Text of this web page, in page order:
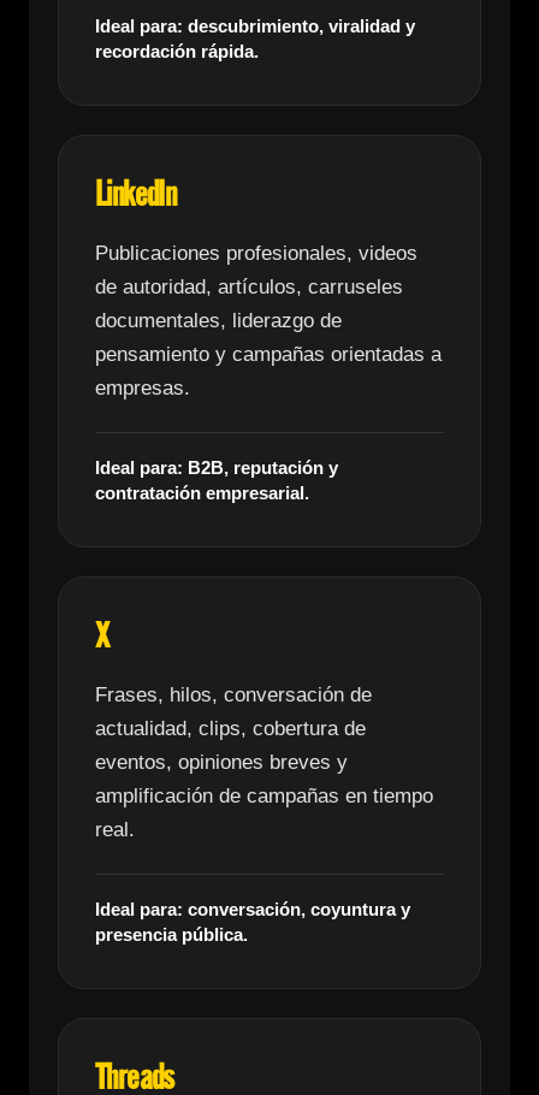
Ideal para: descubrimiento, viralidad y
recordación rápida.
LinkedIn
Publicaciones profesionales, videos
de autoridad, artículos, carruseles
documentales, liderazgo de
pensamiento y campañas orientadas a
empresas.
Ideal para: B2B, reputación y
contratación empresarial.
X
Frases, hilos, conversación de
actualidad, clips, cobertura de
eventos, opiniones breves y
amplificación de campañas en tiempo
real.
Ideal para: conversación, coyuntura y
presencia pública.
Threads